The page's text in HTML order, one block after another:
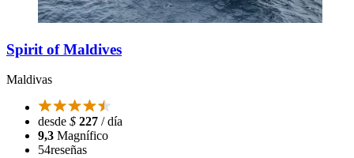
Spirit of Maldives
Maldivas
desde $ 227 / día
9,3 Magnífico
54reseñas